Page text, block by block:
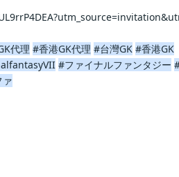
代理 #香港GK代理 #台灣GK #香港GK
#ファイナルファンタジー